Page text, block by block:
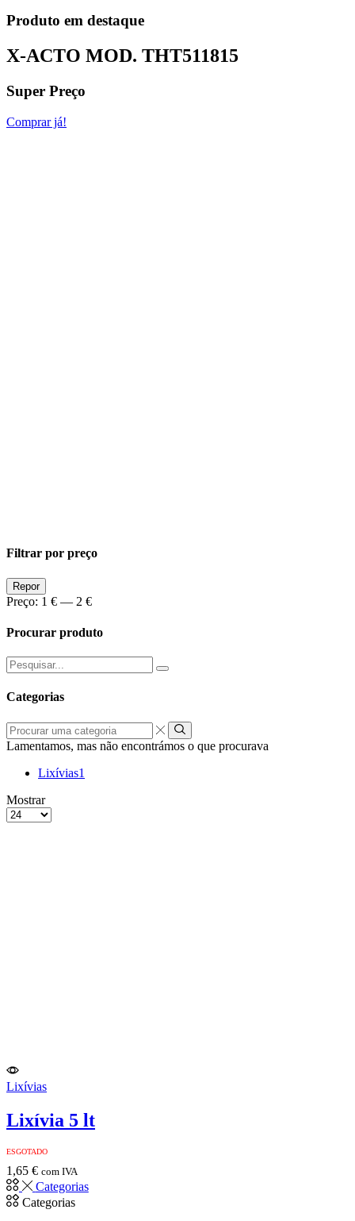
Produto em destaque
X-ACTO MOD. THT511815
Super Preço
Comprar já!
Filtrar por preço
Preço
Min
Preço
Max
Repor
Preço: 1 € — 2 €
Procurar produto
Pesquisar
por:
Categorias
uma
categoria
Lamentamos, mas não encontrámos o que procurava
Lixívias1
grelha
de
Lista
Mostrar
Produtos
Lixívias
Lixívia 5 lt
ESGOTADO
1,65 € com IVA
Categorias
Categorias